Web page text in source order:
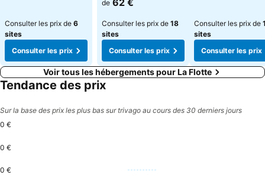
Consulter les prix de 6
sites
Consulter les prix
de 62 €
Consulter les prix de 18
sites
Consulter les prix
Consulter les prix de
sites
Consulter les prix
Voir tous les hébergements pour La Flotte
Tendance des prix
Sur la base des prix les plus bas sur trivago au cours des 30 derniers jours
0 €
0 €
0 €